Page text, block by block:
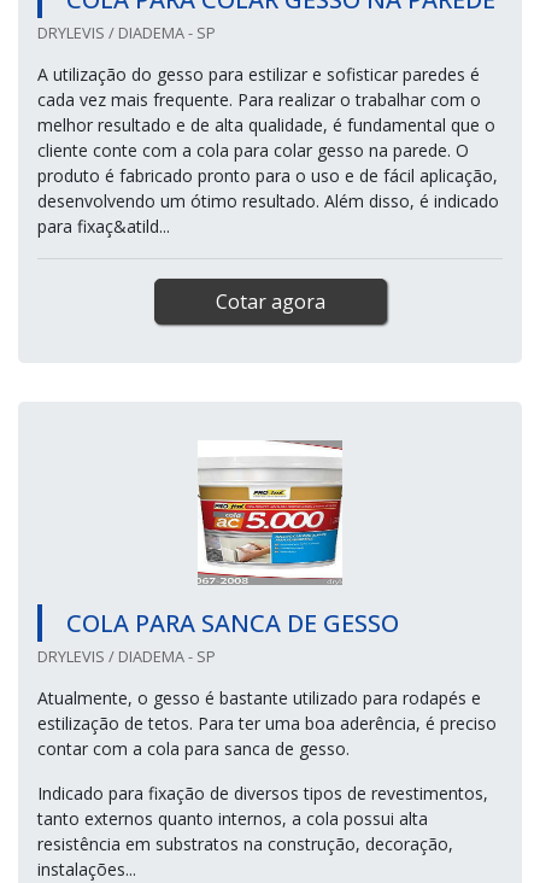
DRYLEVIS / DIADEMA - SP
A utilização do gesso para estilizar e sofisticar paredes é
cada vez mais frequente. Para realizar o trabalhar com o
melhor resultado e de alta qualidade, é fundamental que o
cliente conte com a cola para colar gesso na parede. O
produto é fabricado pronto para o uso e de fácil aplicação,
desenvolvendo um ótimo resultado. Além disso, é indicado
para fixaç&atild...
Cotar agora
COLA PARA SANCA DE GESSO
DRYLEVIS / DIADEMA - SP
Atualmente, o gesso é bastante utilizado para rodapés e
estilização de tetos. Para ter uma boa aderência, é preciso
contar com a cola para sanca de gesso.
Indicado para fixação de diversos tipos de revestimentos,
tanto externos quanto internos, a cola possui alta
resistência em substratos na construção, decoração,
instalações...